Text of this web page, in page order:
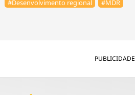
#Desenvolvimento regional #MDR
PUBLICIDADE